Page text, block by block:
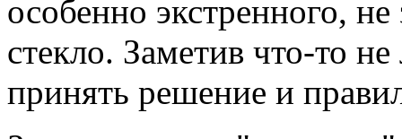
особенно экстренного, не
стекло. Заметив что-то
принять решение и